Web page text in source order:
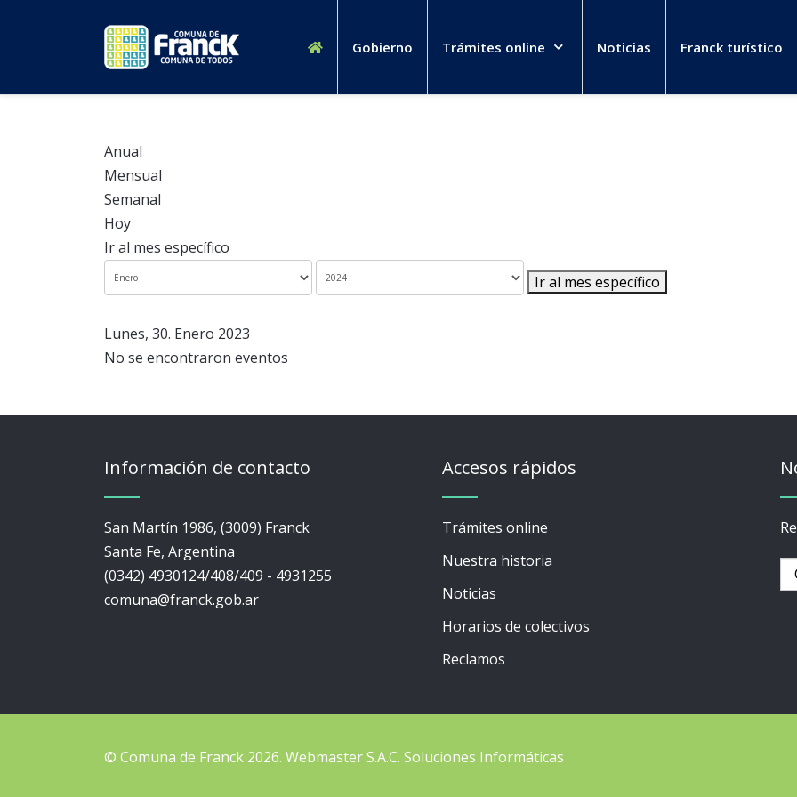
Gobierno Trámites online Noticias Franck turístico
Anual
Mensual
Semanal
Hoy
Ir al mes específico
Ir al mes específico
Lunes, 30. Enero 2023
No se encontraron eventos
Información de contacto
San Martín 1986, (3009) Franck
Santa Fe, Argentina
(0342) 4930124/408/409 - 4931255
comuna@franck.gob.ar
Accesos rápidos
Trámites online
Nuestra historia
Noticias
Horarios de colectivos
Reclamos
© Comuna de Franck 2026. WebmasterS.A.C. Soluciones Informáticas